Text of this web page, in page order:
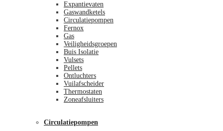
Expantievaten
Gaswandketels
Circulatiepompen
Fernox
Gas
Veiligheidsgroepen
Buis Isolatie
Vulsets
Pellets
Ontluchters
Vuilafscheider
Thermostaten
Zoneafsluiters
Circulatiepompen